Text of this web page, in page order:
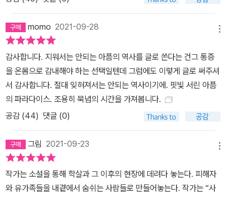
momo 2021-09-28
감사합니다. 지워서는 안되는 아픔의 역사를 글로 쓴다는 건그 통증
을 온몸으로 감내해야 하는 선택일텐데 그럼에도 이렇게 글로 써주셔
서 감사합니다. 절대 잊혀져서는 안되는 역사이기에. 핏빛 서린 아픔
의 파라다이스. 조용히 묵념의 시간을 가져봅니다.
공감 (44) 댓글 (0)
그림 2021-09-23
작가는 소설을 통해 학살과 그 이후의 현장에 데려다 놓는다. 피해자
와 유가족들을 내곁에서 숨쉬는 사람들로 만들어놓는다. 작가는 “사